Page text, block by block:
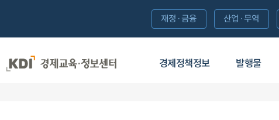
경제정책정보 발행물
재정·금융 산업·무역